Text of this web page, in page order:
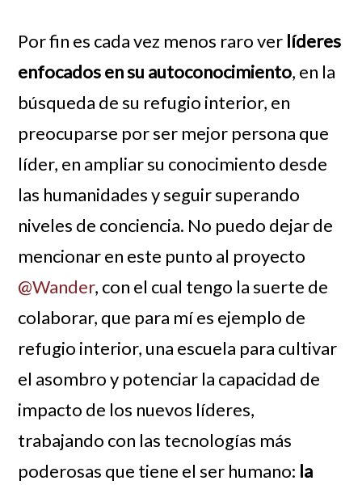
Por fin es cada vez menos raro ver líderes
enfocados en su autoconocimiento, en la
búsqueda de su refugio interior, en
preocuparse por ser mejor persona que
líder, en ampliar su conocimiento desde
las humanidades y seguir superando
niveles de conciencia. No puedo dejar de
mencionar en este punto al proyecto
@Wander, con el cual tengo la suerte de
colaborar, que para mí es ejemplo de
refugio interior, una escuela para cultivar
el asombro y potenciar la capacidad de
impacto de los nuevos líderes,
trabajando con las tecnologías más
poderosas que tiene el ser humano: la